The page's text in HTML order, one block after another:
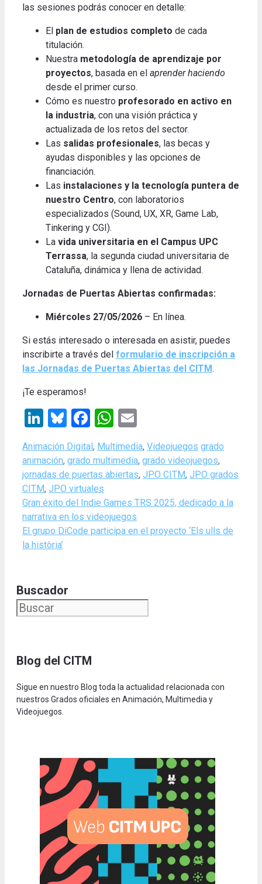
las sesiones podrás conocer en detalle:
El plan de estudios completo de cada
titulación.
Nuestra metodología de aprendizaje por
proyectos, basada en el aprender haciendo
desde el primer curso.
Cómo es nuestro profesorado en activo en
la industria, con una visión práctica y
actualizada de los retos del sector.
Las salidas profesionales, las becas y
ayudas disponibles y las opciones de
financiación.
Las instalaciones y la tecnología puntera de
nuestro Centro, con laboratorios
especializados (Sound, UX, XR, Game Lab,
Tinkering y CGI).
La vida universitaria en el Campus UPC
Terrassa, la segunda ciudad universitaria de
Cataluña, dinámica y llena de actividad.
Jornadas de Puertas Abiertas confirmadas:
Miércoles 27/05/2026 – En línea.
Si estás interesado o interesada en asistir, puedes
inscribirte a través del formulario de inscripción a
las Jornadas de Puertas Abiertas del CITM.
¡Te esperamos!
LinkedIn
Bluesky
Facebook
WhatsApp
Categories
Animación Digital , Multimedia, Videojuegos Tags
grado
animación, grado multimedia, grado videojuegos,
jornadas de puertas abiertas, JPO CITM, JPO grados
CITM, JPO virtuales
Gran éxito del Indie Games TRS 2025, dedicado a la
narrativa en los videojuegos
El grupo DiCode participa en el proyecto ‘Els ulls de
la història’
Buscador
Blog del CITM
Sigue en nuestro Blog toda la actualidad relacionada con
nuestros Grados oficiales en Animación, Multimedia y
Videojuegos.